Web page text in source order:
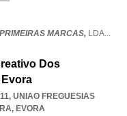
MARCAS, LDA...
Dos
, UNIAO FREGUESIAS
, EVORA